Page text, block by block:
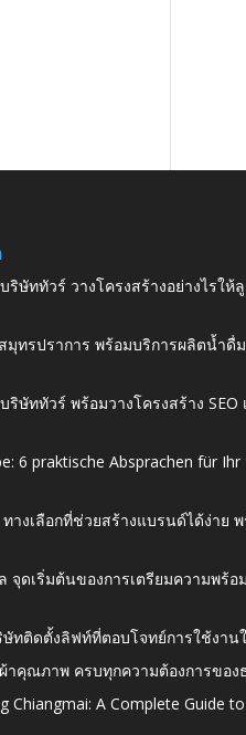
ริษัททัวร์ วางโครงสร้างอย่างไรใ
มุทรปราการ พร้อมบริการผลิตน้ำดื่
ษัททัวร์ พร้อมวางโครงสร้าง SEO
6 praktische Absprachen für
างเลือกที่ช่วยสร้างแบรนด์ได้ง่าย
จุดเริ่มต้นของการเตรียมความพร้
ษัทติดตั้งลิฟท์ที่ตอบโจทย์การใช้งาน
าคุณภาพ ครบทุกความต้องการขอ
Chiangmai: A Complete Guide